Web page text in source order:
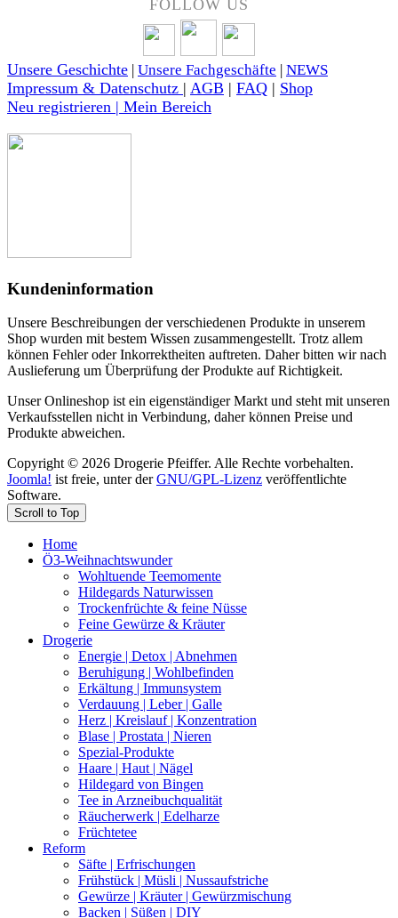
FOLLOW US
Unsere Geschichte | Unsere Fachgeschäfte | NEWS
Impressum & Datenschutz | AGB | FAQ | Shop
Neu registrieren | Mein Bereich
Kundeninformation
Unsere Beschreibungen der verschiedenen Produkte in unserem
Shop wurden mit bestem Wissen zusammengestellt. Trotz allem
können Fehler oder Inkorrektheiten auftreten. Daher bitten wir nach
Auslieferung um Überprüfung der Produkte auf Richtigkeit.
Unser Onlineshop ist ein eigenständiger Markt und steht mit unseren
Verkaufsstellen nicht in Verbindung, daher können Preise und
Produkte abweichen.
Copyright © 2026 Drogerie Pfeiffer. Alle Rechte vorbehalten.
Joomla! ist freie, unter derGNU/GPL-Lizenz veröffentlichte
Software.
Scroll to Top
Home
Ö3-Weihnachtswunder
Wohltuende Teemomente
Hildegards Naturwissen
Trockenfrüchte & feine Nüsse
Feine Gewürze & Kräuter
Drogerie
Energie | Detox | Abnehmen
Beruhigung | Wohlbefinden
Erkältung | Immunsystem
Verdauung | Leber | Galle
Herz | Kreislauf | Konzentration
Blase | Prostata | Nieren
Spezial-Produkte
Haare | Haut | Nägel
Hildegard von Bingen
Tee in Arzneibuchqualität
Räucherwerk | Edelharze
Früchtetee
Reform
Säfte | Erfrischungen
Frühstück | Müsli | Nussaufstriche
Gewürze | Kräuter | Gewürzmischung
Backen | Süßen | DIY